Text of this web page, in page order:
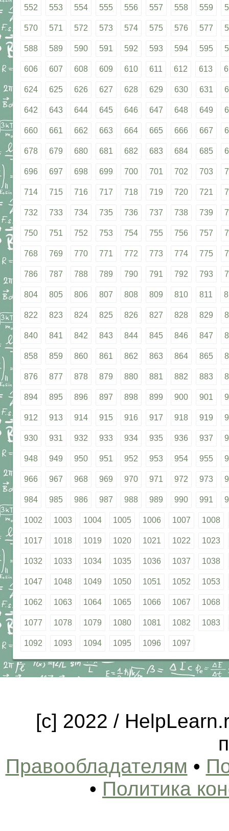
552 553 554 555 556 557 558 559
570 571 572 573 574 575 576 577
588 589 590 591 592 593 594 595
606 607 608 609 610 611 612 613
624 625 626 627 628 629 630 631
642 643 644 645 646 647 648 649
660 661 662 663 664 665 666 667
678 679 680 681 682 683 684 685
696 697 698 699 700 701 702 703
714 715 716 717 718 719 720 721
732 733 734 735 736 737 738 739
750 751 752 753 754 755 756 757
768 769 770 771 772 773 774 775
786 787 788 789 790 791 792 793
804 805 806 807 808 809 810 811
822 823 824 825 826 827 828 829
840 841 842 843 844 845 846 847
858 859 860 861 862 863 864 865
876 877 878 879 880 881 882 883
894 895 896 897 898 899 900 901
912 913 914 915 916 917 918 919
930 931 932 933 934 935 936 937
948 949 950 951 952 953 954 955
966 967 968 969 970 971 972 973
984 985 986 987 988 989 990 991
1002 1003 1004 1005 1006 1007 1008
1017 1018 1019 1020 1021 1022 1023
1032 1033 1034 1035 1036 1037 1038
1047 1048 1049 1050 1051 1052 1053
1062 1063 1064 1065 1066 1067 1068
1077 1078 1079 1080 1081 1082 1083
1092 1093 1094 1095 1096 1097
[c] 2022 /
Правообладателям •
• Политика